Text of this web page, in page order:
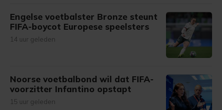
Engelse voetbalster Bronze steunt
FIFA-boycot Europese speelsters
14 uur geleden
Noorse voetbalbond wil dat FIFA-
voorzitter Infantino opstapt
15 uur geleden